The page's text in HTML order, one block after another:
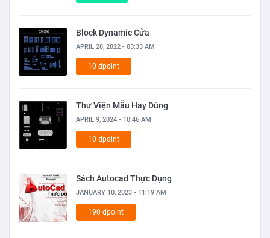
Block Dynamic Cửa
APRIL 28, 2022 - 03:33 AM
10 dpoint
Thư Viện Mẫu Hay Dùng
APRIL 9, 2024 - 10:46 AM
10 dpoint
Sách Autocad Thực Dụng
JANUARY 10, 2023 - 11:19 AM
190 dpoint